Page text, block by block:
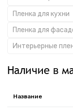
Пленка для кухни
Пленка для
Интерьерные
Наличие в
Название